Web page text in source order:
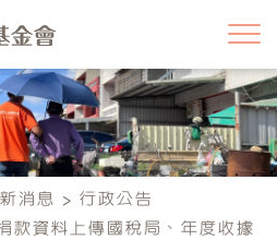
消息
行政公告
款資料上傳國稅局、年度收據